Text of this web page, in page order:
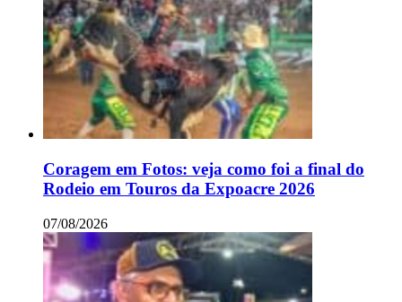
Coragem em Fotos: veja como foi a final do
Rodeio em Touros da Expoacre 2026
07/08/2026